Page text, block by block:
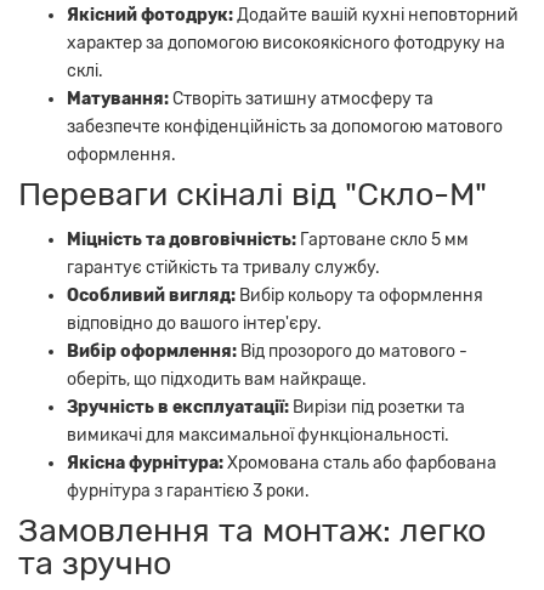
Якісний фотодрук:Додайте вашій кухні неповторний
характер за допомогою високоякісного фотодруку на
склі.
Матування:Створіть затишну атмосферу та
забезпечте конфіденційність за допомогою матового
оформлення.
Переваги скіналі від "Скло-М"
Міцність та довговічність: Гартоване скло 5 мм
гарантує стійкість та тривалу службу.
Особливий вигляд: Вибір кольору та оформлення
відповідно до вашого інтер'єру.
Вибір оформлення: Від прозорого до матового -
оберіть, що підходить вам найкраще.
Зручність в експлуатації: Вирізи під розетки та
вимикачі для максимальної функціональності.
Якісна фурнітура:Хромована сталь або фарбована
фурнітура з гарантією 3 роки.
Замовлення та монтаж: легко
та зручно